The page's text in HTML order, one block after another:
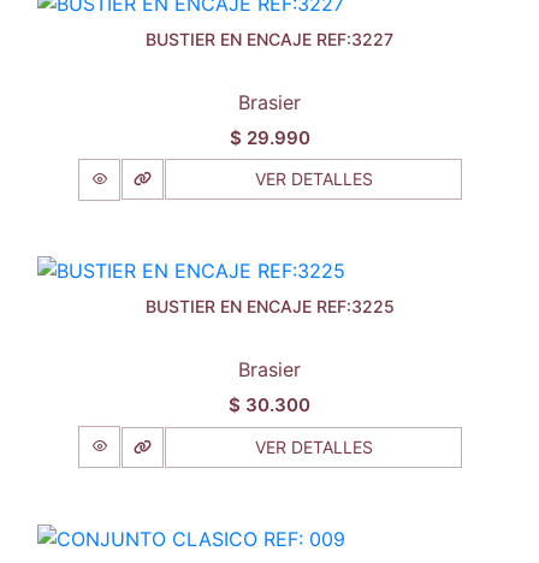
BUSTIER EN ENCAJE REF:3227
Brasier
$ 29.990
VER DETALLES
BUSTIER EN ENCAJE REF:3225
Brasier
$ 30.300
VER DETALLES